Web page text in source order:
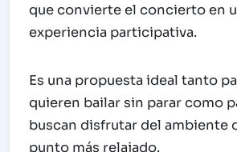
que convierte el concierto en
experiencia participativa.
Es una propuesta ideal tanto
quieren bailar sin parar como
buscan disfrutar del ambiente
punto más relajado.